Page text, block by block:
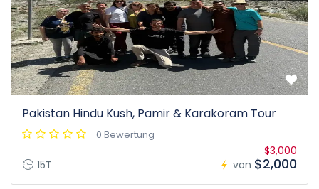
Pakistan Hindu Kush, Pamir & Karakoram Tour
0 Bewertung
15T von
$3,000
$2,000